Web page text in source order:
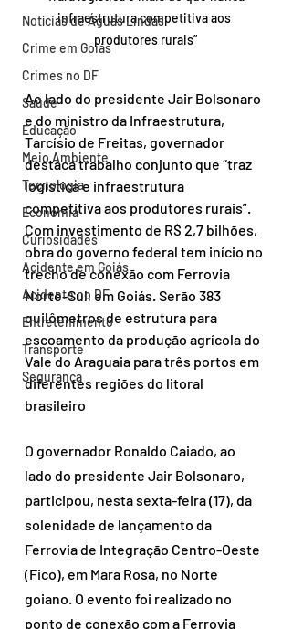
Notícias de Águas Lindas
Crime em Goiás
Crimes no DF
Saúde
Educação
Meio Ambiente
Tecnologia
Economia
Curiosidades
Acidente em Goiás
Acidente no DF
Entretenimento
Transporte
Segurança
infraestrutura competitiva aos
produtores rurais”
Ao lado do presidente Jair Bolsonaro
e do ministro da Infraestrutura,
Tarcísio de Freitas, governador
destaca trabalho conjunto que “traz
logística e infraestrutura
competitiva aos produtores rurais”.
Com investimento de R$ 2,7 bilhões,
obra do governo federal tem início no
trecho de conexão com Ferrovia
Norte-Sul, em Goiás. Serão 383
quilômetros de estrutura para
escoamento da produção agrícola do
Vale do Araguaia para três portos em
diferentes regiões do litoral
brasileiro
O governador Ronaldo Caiado, ao
lado do presidente Jair Bolsonaro,
participou, nesta sexta-feira (17), da
solenidade de lançamento da
Ferrovia de Integração Centro-Oeste
(Fico), em Mara Rosa, no Norte
goiano. O evento foi realizado no
ponto de conexão com a Ferrovia